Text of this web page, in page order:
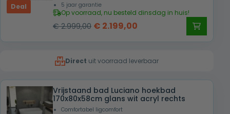
5 jaar garantie
Op voorraad, nu besteld dinsdag in huis!
€2.999,00 Oorspronkelijke
€ 2.999,00.
€ 2.199,00
€ 2.199,00.
Deal
Direct uit voorraad leverbaar
Vrijstaand bad Luciano hoekbad
170x80x58cm glans wit acryl rechts
Comfortabel ligcomfort